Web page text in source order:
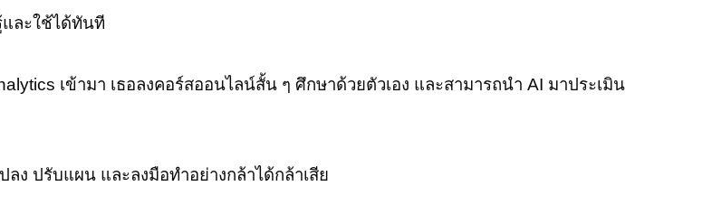
ละใช้ได้ทันที
เข้ามา เธอลงคอร์สออนไลน์สั้น ๆ ศึกษาด้วยตัวเอง และสามารถนำ AI มาประเมิน
ง ปรับแผน และลงมือทำอย่างกล้าได้กล้าเสีย